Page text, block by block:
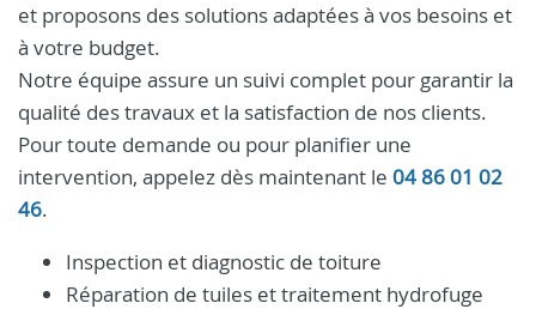
et proposons des solutions adaptées à vos besoins et
à votre budget.
Notre équipe assure un suivi complet pour garantir la
qualité des travaux et la satisfaction de nos clients.
Pour toute demande ou pour planifier une
intervention, appelez dès maintenant le 04 86 01 02
46.
Inspection et diagnostic de toiture
Réparation de tuiles et traitement hydrofuge